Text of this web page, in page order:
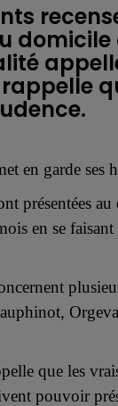
domicile
en garde ses
présentées
en se
que les
pouvoir